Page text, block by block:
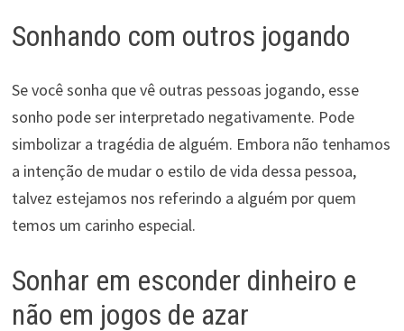
Sonhando com outros jogando
Se você sonha que vê outras pessoas jogando, esse
sonho pode ser interpretado negativamente. Pode
simbolizar a tragédia de alguém. Embora não tenhamos
a intenção de mudar o estilo de vida dessa pessoa,
talvez estejamos nos referindo a alguém por quem
temos um carinho especial.
Sonhar em esconder dinheiro e
não em jogos de azar